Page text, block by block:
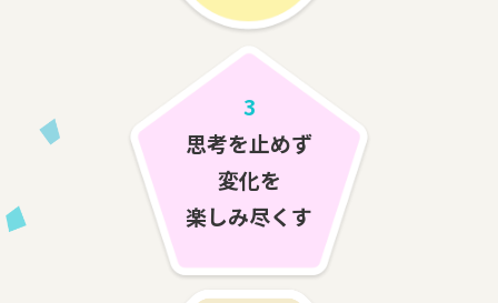
3
思考を止めず
変化を
楽しみ尽くす